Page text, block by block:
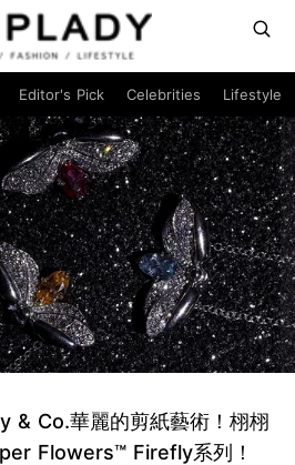
Editor's Pick Celebrities Lifestyle
& Co.華麗的剪紙藝術！栩栩
Flowers™ Firefly系列！